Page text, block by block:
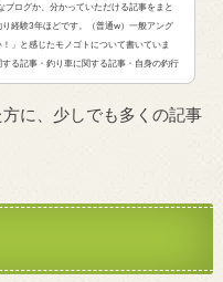
ブログか、分かっていただける記事をまと
経験3年ほどです。（普通w）一般アング
」と感じたモノゴトについて書いていま
る記事・釣り車に関する記事・自身の釣行
ファッションなどについて、書いています
に、少しでも多くの記事